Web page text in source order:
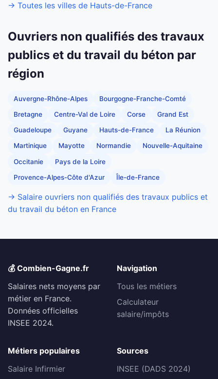
→ Toutes les villes de Hauts-de-France
Ouvriers non qualifiés des travaux
publics et du travail du béton par
région
Auvergne-Rhône-Alpes Bourgogne-Franche-Comté
Bretagne Centre-Val de Loire Corse Grand Est
Guadeloupe Guyane Hauts-de-France La Réunion
Martinique Mayotte Normandie Nouvelle-Aquitaine
Occitanie Pays de la Loire
Provence-Alpes-Côte d'Azur Île-de-France
→ Salaire ouvriers non qualifiés des travaux publics et
du travail du béton en France
💰 Combien-Gagne.fr
Salaires nets moyens par
métier en France.
Données officielles
INSEE 2024.
Navigation
Tous les métiers
Calculateur
salaire/impôts
Métiers populaires
Salaire Infirmier
Sources
INSEE (DADS 2024)